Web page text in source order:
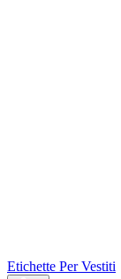
Etichette Per Vestiti